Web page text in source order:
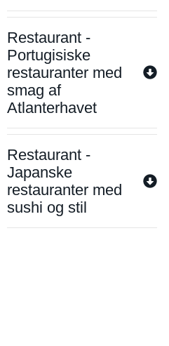
Restaurant -
Portugisiske
restauranter med
smag af
Atlanterhavet
Restaurant -
Japanske
restauranter med
sushi og stil